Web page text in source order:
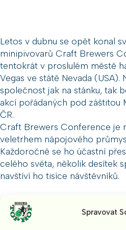
Spravovat
Letos v dubnu se opět konal
minipivovarů Craft Brewers
tentokrát v proslulém městě
Vegas ve státě Nevada
společnost jak na stánku, tak
akcí pořádaných pod záštitou
ČR.
Craft Brewers Conference je
veletrhem nápojového
Každoročně se ho účastní
celého světa, několik desítek
navštíví ho tisíce návštěvníků.